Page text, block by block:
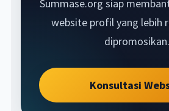
Summase.org siap
website profil yang lebih
dipromosikan.
Konsultasi